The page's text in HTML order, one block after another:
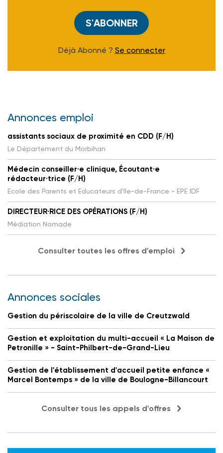
S'ABONNER
Déjà Abonné ? Se connecter
Annonces emploi
assistants sociaux de proximité en CDD (F/H)
Le Département du Morbihan
Médecin conseiller·e clinique, Écoutant·e
rédacteur·trice (F/H)
Ecole des Parents et Educateurs d'Ile-de-France - EPE IDF
DIRECTEUR·RICE DES OPÉRATIONS (F/H)
Médiation Nomade
Consulter toutes les offres d'emploi
Annonces sociales
Gestion du périscolaire de la ville de Creutzwald
Gestion et exploitation du multi-accueil « La Maison de
Petronille » - Saint-Philbert-de-Grand-Lieu
Gestion de l'établissement d'accueil petite enfance «
Marcel Bontemps » de la ville de Boulogne-Billancourt
Consulter tous les appels d'offres